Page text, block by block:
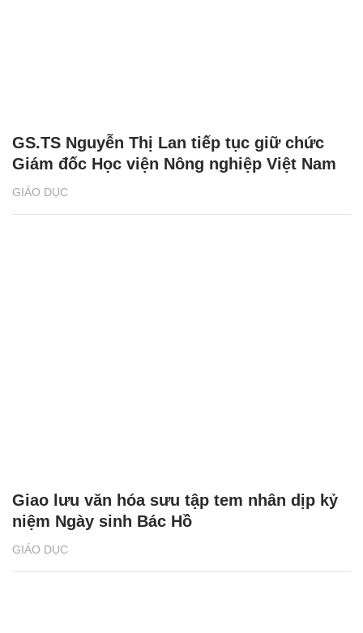
GIÁO DỤC
GS.TS Nguyễn Thị Lan tiếp tục giữ chức
Giám đốc Học viện Nông nghiệp Việt Nam
GIÁO DỤC
Giao lưu văn hóa sưu tập tem nhân dịp kỷ
niệm Ngày sinh Bác Hồ